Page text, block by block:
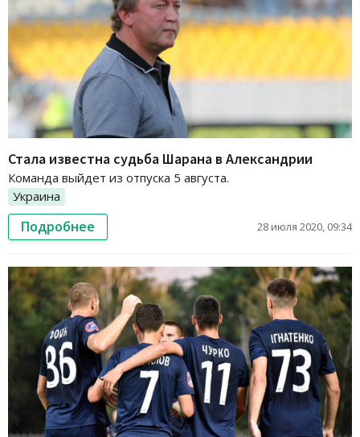
Стала известна судьба Шарана в Александрии
Команда выйдет из отпуска 5 августа.
Украина
Подробнее 28 июля 2020, 09:34